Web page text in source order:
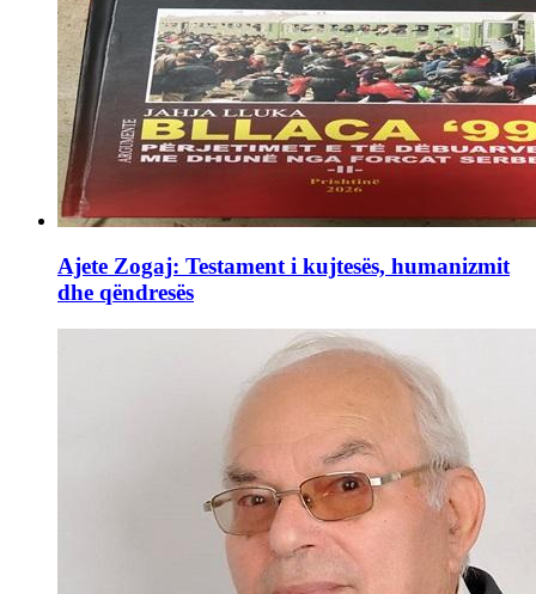
Ajete Zogaj: Testament i kujtesës, humanizmit
dhe qëndresës